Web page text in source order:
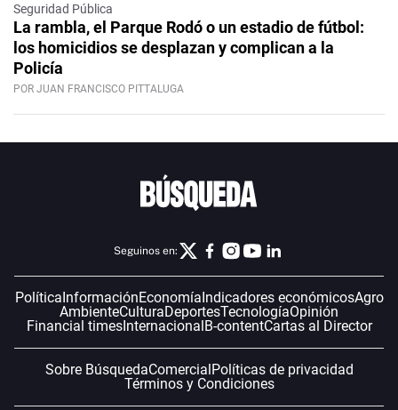
Seguridad Pública
La rambla, el Parque Rodó o un estadio de fútbol:
los homicidios se desplazan y complican a la
Policía
POR JUAN FRANCISCO PITTALUGA
Seguinos en:
Política InformaciónEconomía Indicadores económicosAgro
AmbienteCulturaDeportesTecnologíaOpinión
Financial timesInternacional B-contentCartas al Director
Sobre BúsquedaComercial Políticas de privacidad
Términos y Condiciones